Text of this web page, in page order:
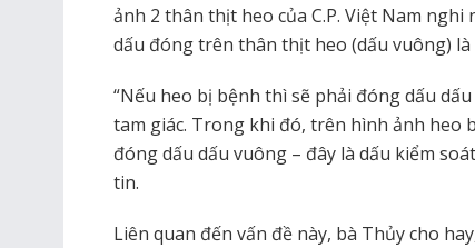
ảnh 2 thân thịt heo của C.P. Việt Nam
dấu đóng trên thân thịt heo (dấu vuông) là
“Nếu heo bị bệnh thì sẽ phải đóng dấu
tam giác. Trong khi đó, trên hình ảnh heo
đóng dấu dấu vuông – đây là dấu kiểm
tin.
Liên quan đến vấn đề này, bà Thủy cho